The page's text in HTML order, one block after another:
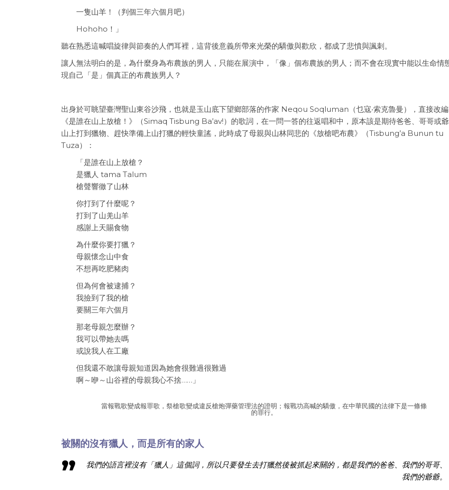
一隻山羊！（判個三年六個月吧）
Hohoho！」
聽在熟悉這喊唱旋律與節奏的人們耳裡，這背後意義所帶來光榮的驕傲與歡欣，都成了悲憤與諷刺。
讓人無法明白的是，為什麼身為布農族的男人，只能在展演中，「像」個布農族的男人；而不會在現實中能以生命情
現自己「是」個真正的布農族男人？
出身於可眺望臺灣聖山東谷沙飛，也就是玉山底下望鄉部落的作家 Neqou Soqluman（乜寇‧索克魯曼），直接改編
《是誰在山上放槍！》（Simaq Tisbung Ba’av!）的歌詞，在一問一答的往返唱和中，原本該是期待爸爸、哥哥或
山上打到獵物、趕快準備上山打獵的輕快童謠，此時成了母親與山林同悲的《放槍吧布農》（Tisbung’a Bunun tu
Tuza）：
「是誰在山上放槍？
是獵人 tama Talum
槍聲響徹了山林
你打到了什麼呢？
打到了山羌山羊
感謝上天賜食物
為什麼你要打獵？
母親懷念山中食
不想再吃肥豬肉
但為何會被逮捕？
我撿到了我的槍
要關三年六個月
那老母親怎麼辦？
我可以帶她去嗎
或說我人在工廠
但我還不敢讓母親知道因為她會很難過很難過
啊～咿～山谷裡的母親我心不捨……」
當報戰歌變成報罪歌，祭槍歌變成違反槍炮彈藥管理法的證明；報戰功高喊的驕傲，在中華民國的法律下是一條條
的罪行。
被關的沒有獵人，而是所有的家人
我們的語言裡沒有「獵人」這個詞，所以只要發生去打獵然後被抓起來關的，都是我們的爸爸、我們的哥哥、
我們的爺爺。